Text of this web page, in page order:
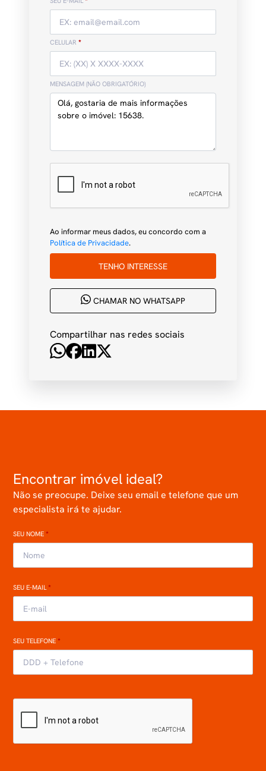
CELULAR *
MENSAGEM (NÃO OBRIGATÓRIO)
Ao informar meus dados, eu concordo com a
Política de Privacidade.
TENHO INTERESSE
CHAMAR NO WHATSAPP
Compartilhar nas redes sociais
Encontrar imóvel ideal?
Não se preocupe. Deixe seu email e telefone que um
especialista irá te ajudar.
SEU NOME*
SEU E-MAIL*
SEU TELEFONE*